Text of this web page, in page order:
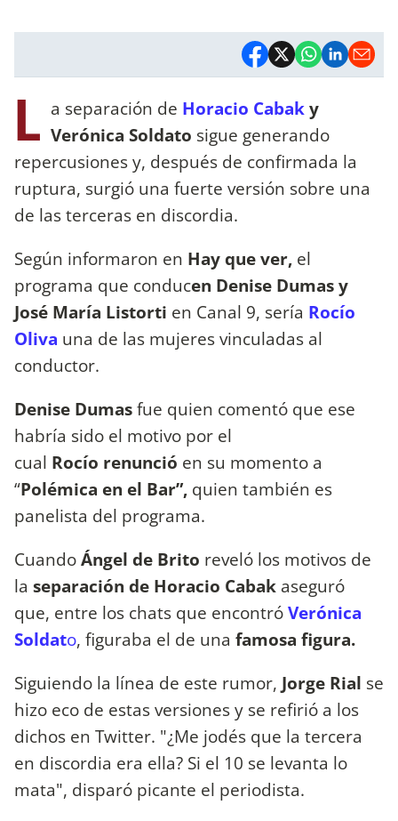
L a separación de Horacio Cabaky
Verónica Soldato sigue generando
repercusiones y, después de confirmada la
ruptura, surgió una fuerte versión sobre una
de las terceras en discordia.
Según informaron en Hay que ver, el
programa que conducen Denise Dumas y
José María Listorti en Canal 9, sería Rocío
Oliva una de las mujeres vinculadas al
conductor.
Denise Dumasfue quien comentó que ese
habría sido el motivo por el
cual Rocío renunció en su momento a
“Polémica en el Bar”, quien también es
panelista del programa.
CuandoÁngel de Brito reveló los motivos de
la separación de Horacio Cabak aseguró
que, entre los chats que encontróVerónica
Soldato, figuraba el de una famosa figura.
Siguiendo la línea de este rumor, Jorge Rial se
hizo eco de estas versiones y se refirió a los
dichos en Twitter. "¿Me jodés que la tercera
en discordia era ella? Si el 10 se levanta lo
mata", disparó picante el periodista.